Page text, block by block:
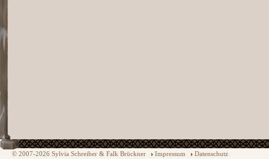
© 2007-2026 Sylvia Schreiber & Falk Brückner Impressum Datenschutz